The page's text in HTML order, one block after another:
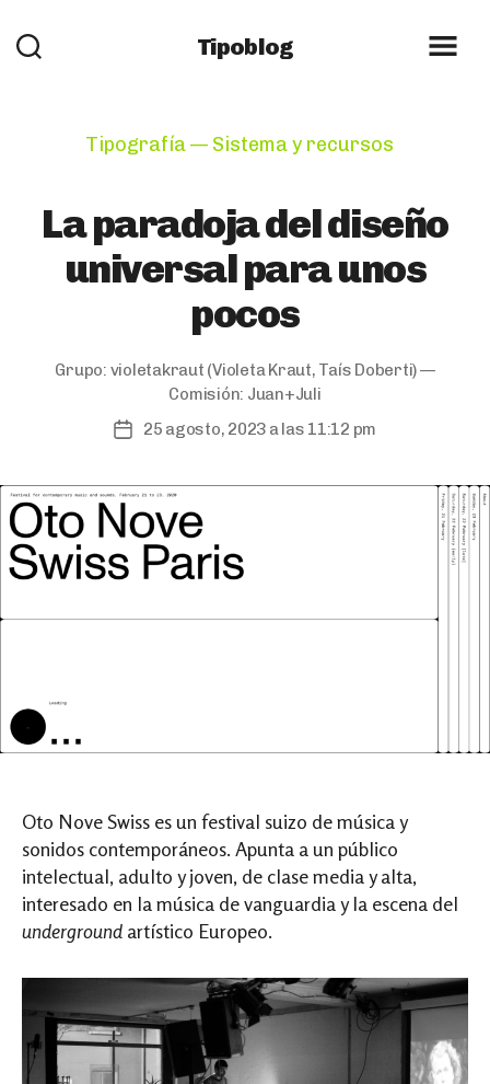
Tipoblog
Categories
Tipografía — Sistema y recursos
La paradoja del diseño
universal para unos
pocos
Grupo: violetakraut (Violeta Kraut, Taís Doberti) —
Comisión: Juan+Juli
Post25 agosto, 2023 a las 11:12 pm
Oto Nove Swiss es un festival suizo de música y
sonidos contemporáneos. Apunta a un público
intelectual, adulto y joven, de clase media y alta,
interesado en la música de vanguardia y la escena del
underground artístico Europeo.